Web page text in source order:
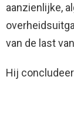
aanzienlijke,
van de last
Hij